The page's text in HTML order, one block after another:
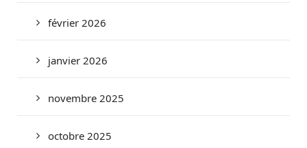
février 2026
janvier 2026
novembre 2025
octobre 2025